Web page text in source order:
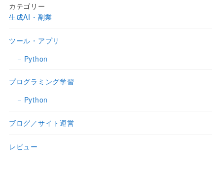
カテゴリー
生成AI・副業
ツール・アプリ
Python
プログラミング学習
Python
ブログ／サイト運営
レビュー